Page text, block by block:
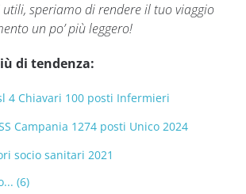
speriamo di rendere il tuo viaggio
un po’ più leggero!
di tendenza:
4 Chiavari 100 posti Infermieri
Campania 1274 posti Unico 2024
socio sanitari 2021
(6)